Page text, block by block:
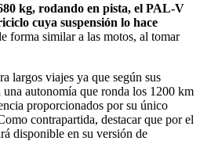
kg, rodando en pista, el PAL-V
cuya suspensión lo hace
forma similar a las motos, al tomar
largos viajes ya que según sus
una autonomía que ronda los 1200 km
proporcionados por su único
contrapartida, destacar que por el
disponible en su versión de